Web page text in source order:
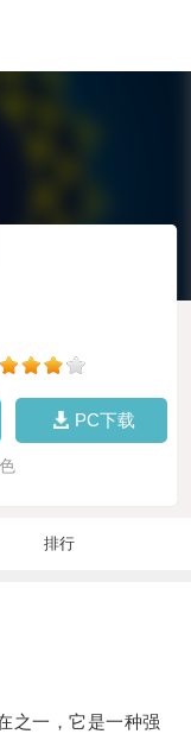
PC下载
排行
一，它是一种强